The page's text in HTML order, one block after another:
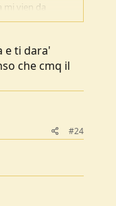
mi vien da
dalla sella dei
e ti dara'
che cmq il
#24